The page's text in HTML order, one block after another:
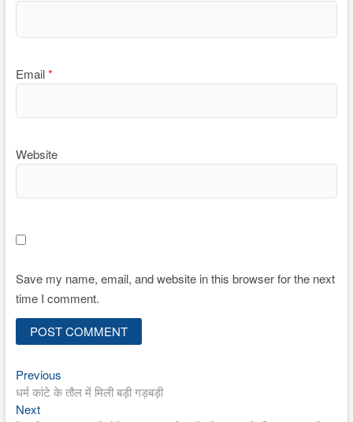
Email*
Website
Save my name, email, and website in this browser for the next
time I comment.
Post
navigation
PreviousPrevious
post:
धर्म कांटे के तौल में मिली बड़ी गड़बड़ी
NextNext